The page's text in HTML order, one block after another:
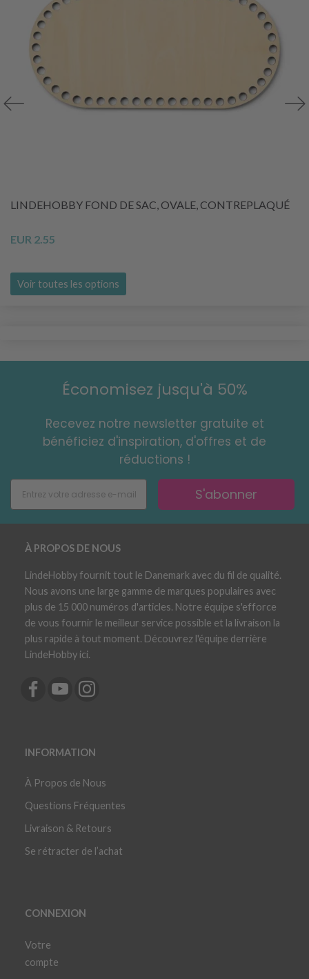
LINDEHOBBY FOND DE SAC, OVALE, CONTREPLAQUÉ
EUR 2.55
Voir toutes les options
Économisez jusqu'à 50%
Recevez notre newsletter gratuite et
bénéficiez d'inspiration, d'offres et de
réductions !
S'abonner
À PROPOS DE NOUS
LindeHobby fournit tout le Danemark avec du fil de qualité.
Nous avons une large gamme de marques populaires avec
plus de 15 000 numéros d'articles. Notre équipe s'efforce
de vous fournir le meilleur service possible et la livraison la
plus rapide à tout moment. Découvrez l'équipe derrière
LindeHobby ici.
INFORMATION
À Propos de Nous
Questions Fréquentes
Livraison & Retours
Se rétracter de l’achat
CONNEXION
Votre
compte